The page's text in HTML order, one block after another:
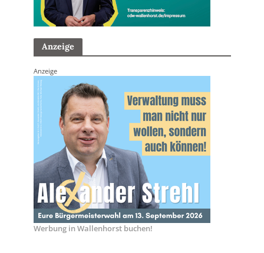
Anzeige
Anzeige
Werbung in Wallenhorst buchen!